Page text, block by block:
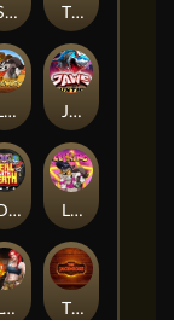
SMOKING DRAGON The Luxe
LE COWBOY JAWS OF JUSTICE
DEAL WITH DEATH LE KING
Leatherheads The Jack & Rose